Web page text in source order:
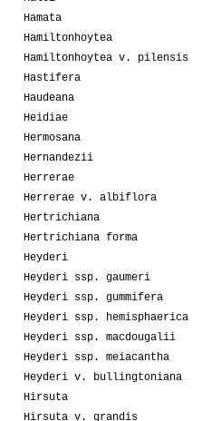
Hamata
Hamiltonhoytea
Hamiltonhoytea v. pilensis
Hastifera
Haudeana
Heidiae
Hermosana
Hernandezii
Herrerae
Herrerae v. albiflora
Hertrichiana
Hertrichiana forma
Heyderi
Heyderi ssp. gaumeri
Heyderi ssp. gummifera
Heyderi ssp. hemisphaerica
Heyderi ssp. macdougalii
Heyderi ssp. meiacantha
Heyderi v. bullingtoniana
Hirsuta
Hirsuta v. grandis